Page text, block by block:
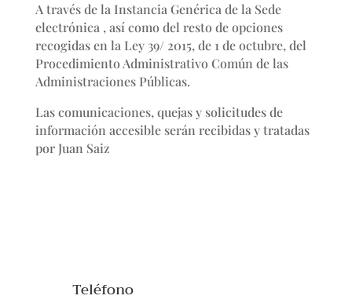
A través de la Instancia Genérica de la Sede
electrónica , así como del resto de opciones
recogidas en la Ley 39/ 2015, de 1 de octubre, del
Procedimiento Administrativo Común de las
Administraciones Públicas.
Las comunicaciones, quejas y solicitudes de
información accesible serán recibidas y tratadas
por Juan Saiz
Teléfono